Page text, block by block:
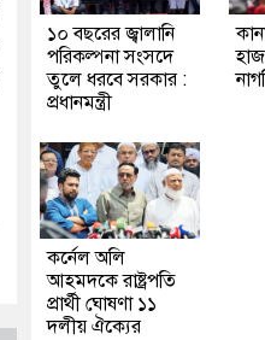
১০ বছরের জ্বালানি
পরিকল্পনা সংসদে
তুলে ধরবে সরকার :
প্রধানমন্ত্রী
কর্নেল অলি
আহমদকে রাষ্ট্রপতি
প্রার্থী ঘোষণা ১১
দলীয় ঐক্যের